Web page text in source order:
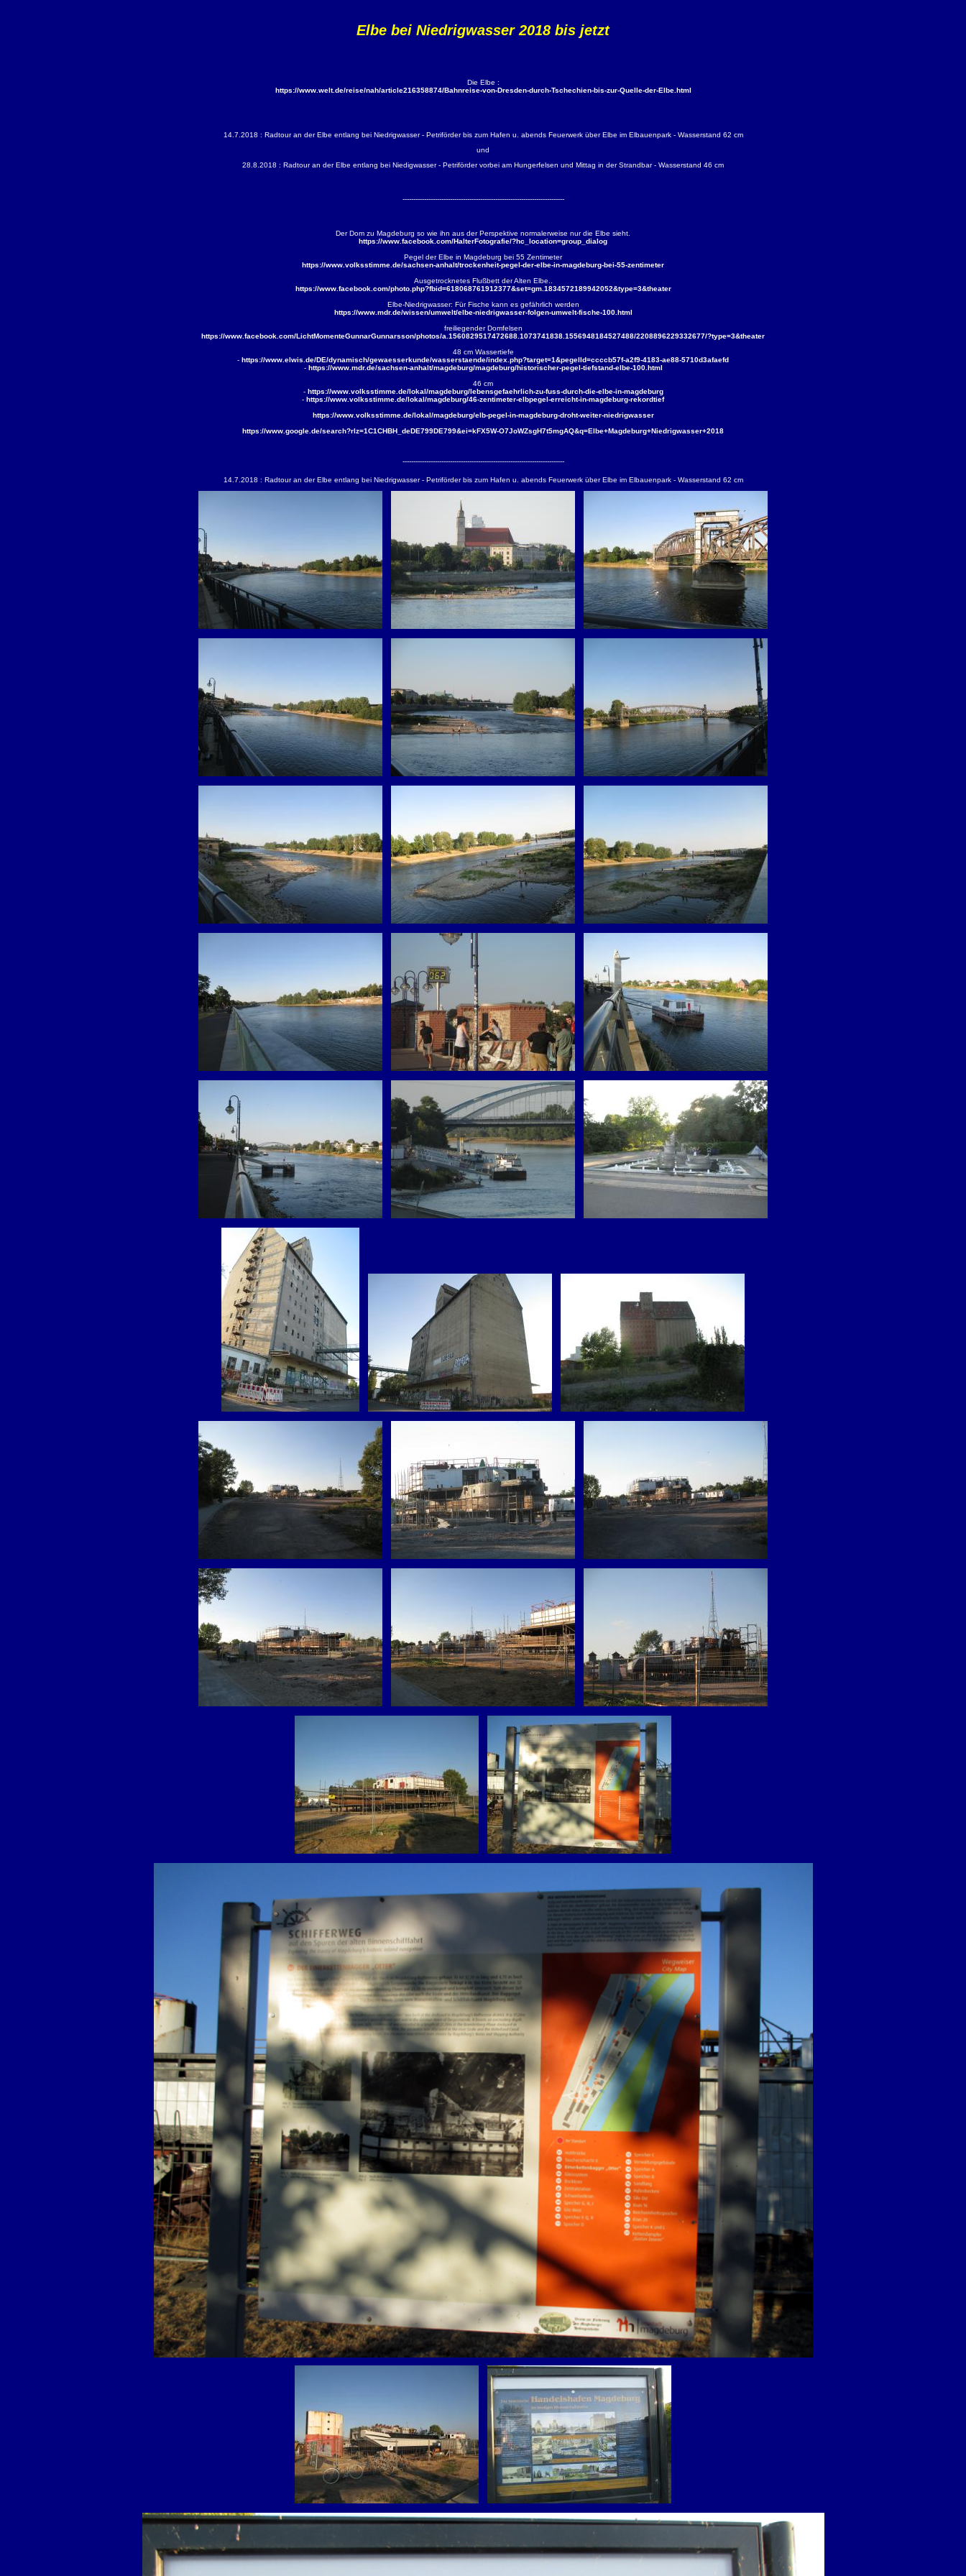
Elbe bei Niedrigwasser 2018 bis jetzt
Die Elbe :
https://www.welt.de/reise/nah/article216358874/Bahnreise-von-Dresden-durch-Tschechien-bis-zur-Quelle-der-Elbe.html
14.7.2018 : Radtour an der Elbe entlang bei Niedrigwasser - Petriförder bis zum Hafen u. abends Feuerwerk über Elbe im Elbauenpark - Wasserstand 62 cm
und
28.8.2018 : Radtour an der Elbe entlang bei Niedigwasser - Petriförder vorbei am Hungerfelsen und Mittag in der Strandbar - Wasserstand 46 cm
---------------------------------------------------------------------------
Der Dom zu Magdeburg so wie ihn aus der Perspektive normalerweise nur die Elbe sieht.
https://www.facebook.com/HalterFotografie/?hc_location=group_dialog
Pegel der Elbe in Magdeburg bei 55 Zentimeter
https://www.volksstimme.de/sachsen-anhalt/trockenheit-pegel-der-elbe-in-magdeburg-bei-55-zentimeter
Ausgetrocknetes Flußbett der Alten Elbe..
https://www.facebook.com/photo.php?fbid=618068761912377&set=gm.1834572189942052&type=3&theater
Elbe-Niedrigwasser: Für Fische kann es gefährlich werden
https://www.mdr.de/wissen/umwelt/elbe-niedrigwasser-folgen-umwelt-fische-100.html
freiliegender Domfelsen
https://www.facebook.com/LichtMomenteGunnarGunnarsson/photos/a.1560829517472688.1073741838.1556948184527488/2208896229332677/?type=3&theater
48 cm Wassertiefe
- https://www.elwis.de/DE/dynamisch/gewaesserkunde/wasserstaende/index.php?target=1&pegelId=ccccb57f-a2f9-4183-ae88-5710d3afaefd
- https://www.mdr.de/sachsen-anhalt/magdeburg/magdeburg/historischer-pegel-tiefstand-elbe-100.html
46 cm
- https://www.volksstimme.de/lokal/magdeburg/lebensgefaehrlich-zu-fuss-durch-die-elbe-in-magdeburg
- https://www.volksstimme.de/lokal/magdeburg/46-zentimeter-elbpegel-erreicht-in-magdeburg-rekordtief
https://www.volksstimme.de/lokal/magdeburg/elb-pegel-in-magdeburg-droht-weiter-niedrigwasser
https://www.google.de/search?rlz=1C1CHBH_deDE799DE799&ei=kFX5W-O7JoWZsgH7t5mgAQ&q=Elbe+Magdeburg+Niedrigwasser+2018
---------------------------------------------------------------------------
14.7.2018 : Radtour an der Elbe entlang bei Niedrigwasser - Petriförder bis zum Hafen u. abends Feuerwerk über Elbe im Elbauenpark - Wasserstand 62 cm